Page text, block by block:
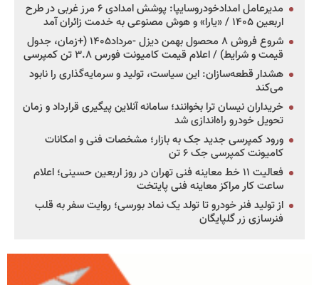
مدیرعامل امدادخودروسایپا: پوشش امدادی ۶ مرز غربی در طرح
اربعین ۱۴۰۵ / «یارا» و هوش مصنوعی به خدمت زائران آمد
شروع فروش ۸ محصول بهمن دیزل -مرداد۱۴۰۵ (+زمان، جدول
قیمت و شرایط) / اعلام قیمت کامیونت فورس ۳.۸ تن کمپرسی
هشدار قطعه‌سازان: این سیاست، تولید و سرمایه‌گذاری را نابود
می‌کند
خریداران نیسان ترا بخوانند؛ سامانه آنلاین پیگیری قرارداد و زمان
تحویل خودرو راه‌اندازی شد
ورود کمپرسی جدید جک به بازار؛ مشخصات فنی و امکانات
کامیونت کمپرسی جک ۶ تن
فعالیت ۱۱ خط معاینه فنی تهران در روز اربعین حسینی؛ اعلام
ساعت کار مراکز معاینه فنی پایتخت
از تولید فنر خودرو تا تولد یک نماد بورسی؛ روایت سفر به قلب
فنرسازی زر گلپایگان